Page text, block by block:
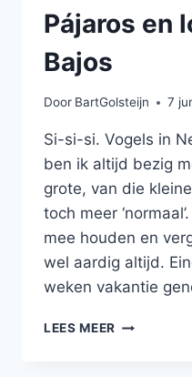
Pájaros en
Bajos
Door BartGolsteijn 7
Si-si-si. Vogels in
ben ik altijd bezig
grote, van die
toch meer
mee houden en
wel aardig altijd.
weken vakantie
LEES MEER PÁJAROS